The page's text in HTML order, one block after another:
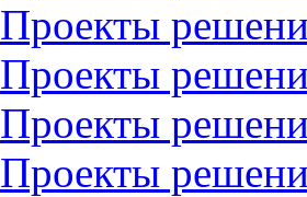
Проекты
Проекты
Проекты
Проекты